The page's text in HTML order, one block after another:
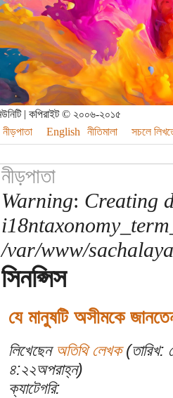
| কপিরাইট © ২০০৬-২০১৫
নীড়পাতা
English নীতিমালা সচলে
নীড়পাতা
Warning: Creating
/var/www/
সিনপ্সিস
যে মানুষটি অসীমকে
লিখেছেন অতিথি লেখক(তারিখ:
৪:২২অপরাহ্ন)
ক্যাটেগরি: